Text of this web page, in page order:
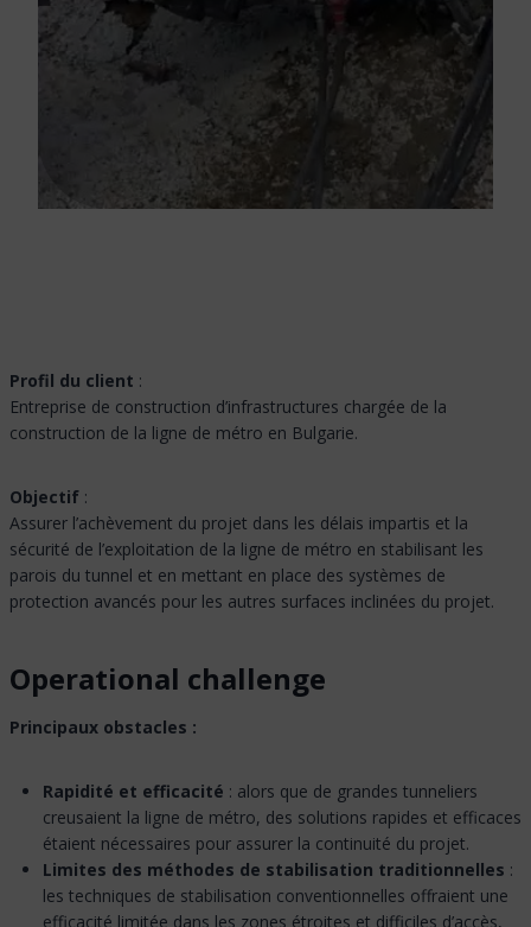
Profil du client :
Entreprise de construction d’infrastructures chargée de la
construction de la ligne de métro en Bulgarie.
Objectif :
Assurer l’achèvement du projet dans les délais impartis et la
sécurité de l’exploitation de la ligne de métro en stabilisant les
parois du tunnel et en mettant en place des systèmes de
protection avancés pour les autres surfaces inclinées du projet.
Operational challenge
Principaux obstacles :
Rapidité et efficacité : alors que de grandes tunneliers
creusaient la ligne de métro, des solutions rapides et efficaces
étaient nécessaires pour assurer la continuité du projet.
Limites des méthodes de stabilisation traditionnelles :
les techniques de stabilisation conventionnelles offraient une
efficacité limitée dans les zones étroites et difficiles d’accès,